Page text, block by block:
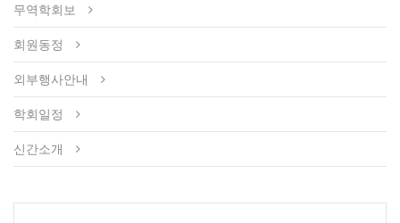
무역학회보
회원동정
외부행사안내
학회일정
신간소개